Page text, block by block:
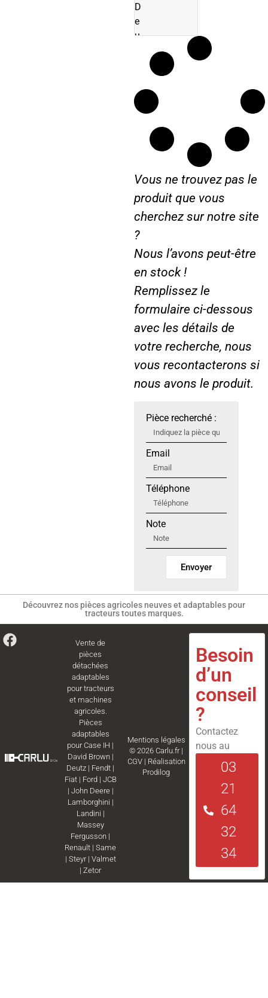
D
e
u
é
r
Vous ne trouvez pas le
produit que vous
cherchez sur notre site
?
Nous l’avons peut-être
en stock !
Remplissez le
formulaire ci-dessous
avec les détails de
votre recherche, nous
vous recontacterons si
nous avons le produit.
Pièce recherché :
Email
Téléphone
Note
Envoyer
Découvrez nos pièces agricoles neuves et adaptables pour
tracteurs toutes marques.
Vente de
pièces
détachées
adaptables
pour tracteurs
et machines
agricoles.
Pièces
adaptables
pourCase IH |
David Brown|
Deutz | Fendt |
Fiat| Ford | JCB
| John Deere|
Lamborghini |
Landini |
Massey
Fergusson |
Renault |Same
| Steyr| Valmet
|Zetor
Mentions légales
© 2026 Carlu.fr |
CGV| Réalisation
Prodilog
Besoin
d’un
conseil
?
Contactez
nous au
03
21
64
32
34